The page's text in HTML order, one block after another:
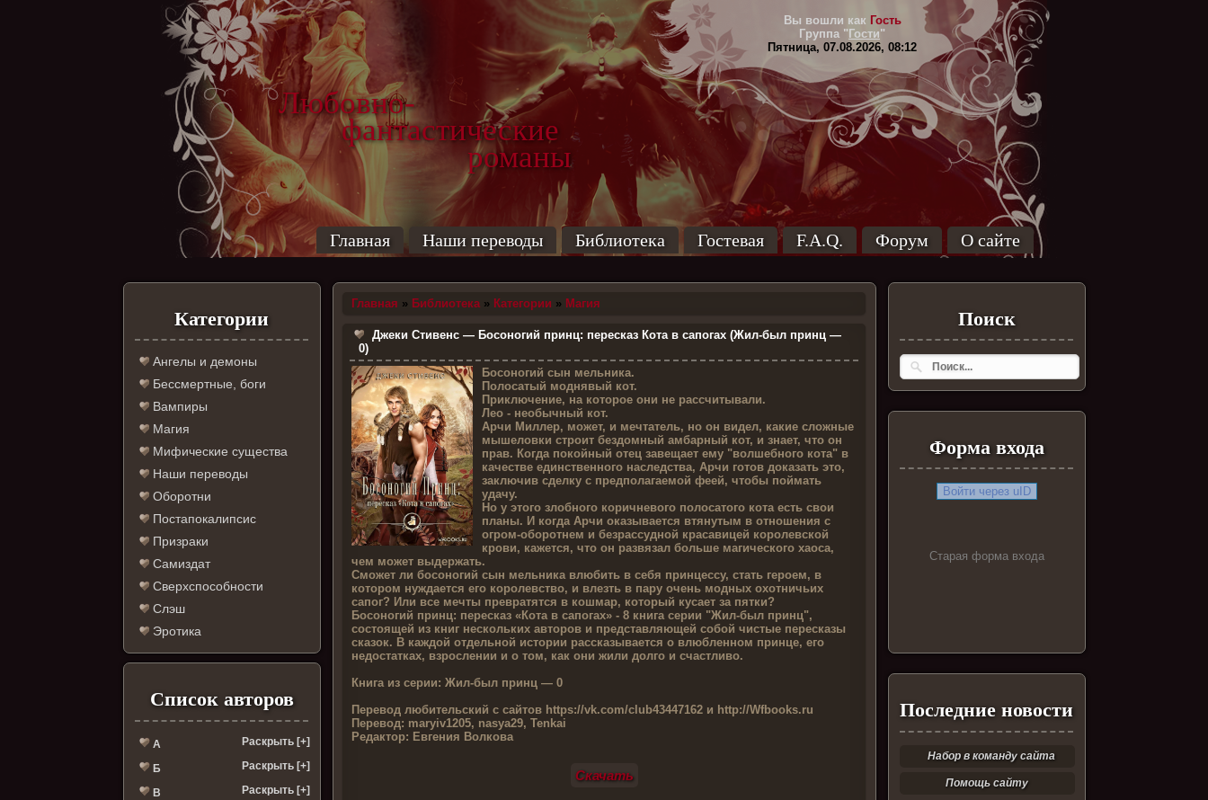
Любовно-
фантастические
романы
Вы вошли как Гость
Группа " Гости"
Пятница, 07.08.2026, 08:12
Главная Наши переводы Библиотека Гостевая F.A.Q. Форум О сайте
Категории
Ангелы и демоны
Бессмертные, боги
Вампиры
Магия
Мифические существа
Наши переводы
Оборотни
Постапокалипсис
Призраки
Самиздат
Сверхспособности
Слэш
Эротика
Список авторов
А Раскрыть [+]
Б Раскрыть [+]
В Раскрыть [+]
Главная » Библиотека» Категории » Магия
Джеки Стивенс — Босоногий принц: пересказ Кота в сапогах (Жил-был принц —
0)
Босоногий сын мельника.
Полосатый моднявый кот.
Приключение, на которое они не рассчитывали.
Лео - необычный кот.
Арчи Миллер, может, и мечтатель, но он видел, какие сложные
мышеловки строит бездомный амбарный кот, и знает, что он
прав. Когда покойный отец завещает ему "волшебного кота" в
качестве единственного наследства, Арчи готов доказать это,
заключив сделку с предполагаемой феей, чтобы поймать
удачу.
Но у этого злобного коричневого полосатого кота есть свои
планы. И когда Арчи оказывается втянутым в отношения с
огром-оборотнем и безрассудной красавицей королевской
крови, кажется, что он развязал больше магического хаоса,
чем может выдержать.
Сможет ли босоногий сын мельника влюбить в себя принцессу, стать героем, в
котором нуждается его королевство, и влезть в пару очень модных охотничьих
сапог? Или все мечты превратятся в кошмар, который кусает за пятки?
Босоногий принц: пересказ «Кота в сапогах» - 8 книга серии "Жил-был принц",
состоящей из книг нескольких авторов и представляющей собой чистые пересказы
сказок. В каждой отдельной истории рассказывается о влюбленном принце, его
недостатках, взрослении и о том, как они жили долго и счастливо.
Книга из серии: Жил-был принц — 0
Перевод любительский с сайтовhttps://vk.com/club43447162 и http://Wfbooks.ru
Перевод: maryiv1205, nasya29, Tenkai
Редактор: Евгения Волкова
Скачать
Поиск
Форма входа
Войти через uID
Старая форма входа
Последние новости
Набор в команду сайта
Помощь сайту